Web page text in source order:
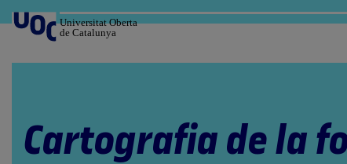
al
contingut
Universitat Oberta
de Catalunya
Cartografia de la